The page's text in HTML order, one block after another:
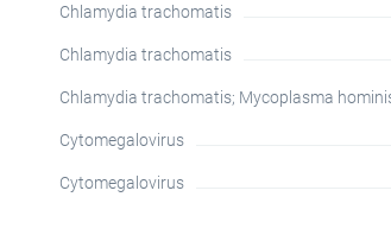
Chlamydia trachomatis
Chlamydia trachomatis
Chlamydia trachomatis; Mycoplasma
Cytomegalovirus
Cytomegalovirus